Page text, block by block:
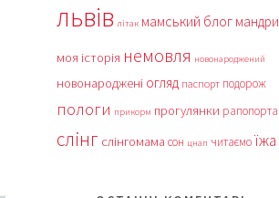
львів літак мамський блог мандри
моя історія немовля новонароджений
новонароджені огляд паспорт подорож
пологи прикорм прогулянки рапопорта
слінг слінгомама сон цнап читаємоїжа